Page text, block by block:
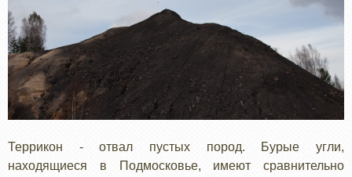
Террикон - отвал пустых пород. Бурые угли,
находящиеся в Подмосковье, имеют сравнительно